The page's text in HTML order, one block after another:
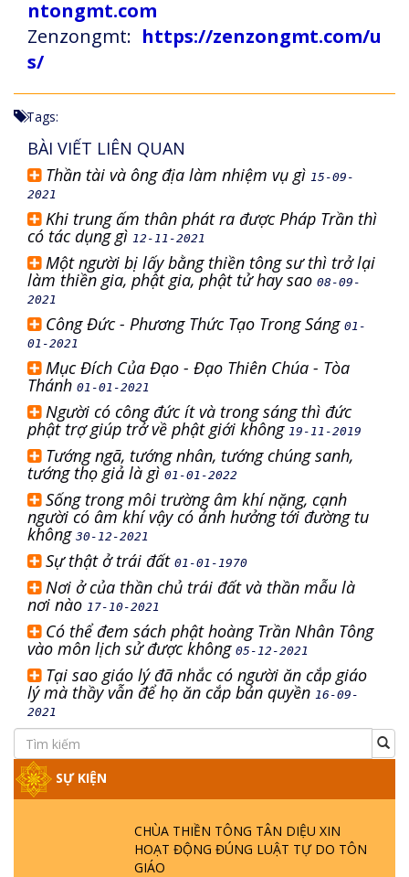
ntongmt.com
Zenzongmt: https://zenzongmt.com/u
s/
Tags:
BÀI VIẾT LIÊN QUAN
Thần tài và ông địa làm nhiệm vụ gì 15-09-
2021
Khi trung ấm thân phát ra được Pháp Trần thì
có tác dụng gì 12-11-2021
Một người bị lấy bằng thiền tông sư thì trở lại
làm thiền gia, phật gia, phật tử hay sao 08-09-
2021
Công Đức - Phương Thức Tạo Trong Sáng 01-
01-2021
Mục Đích Của Đạo - Đạo Thiên Chúa - Tòa
Thánh 01-01-2021
Người có công đức ít và trong sáng thì đức
phật trợ giúp trở về phật giới không 19-11-2019
Tướng ngã, tướng nhân, tướng chúng sanh,
tướng thọ giả là gì01-01-2022
Sống trong môi trường âm khí nặng, cạnh
người có âm khí vậy có ảnh hưởng tới đường tu
không 30-12-2021
Sự thật ở trái đất 01-01-1970
Nơi ở của thần chủ trái đất và thần mẫu là
nơi nào 17-10-2021
Có thể đem sách phật hoàng Trần Nhân Tông
vào môn lịch sử được không 05-12-2021
Tại sao giáo lý đã nhắc có người ăn cắp giáo
lý mà thầy vẫn để họ ăn cắp bản quyền 16-09-
2021
SỰ KIỆN
CHÙA THIỀN TÔNG TÂN DIỆU XIN
HOẠT ĐỘNG ĐÚNG LUẬT TỰ DO TÔN
GIÁO